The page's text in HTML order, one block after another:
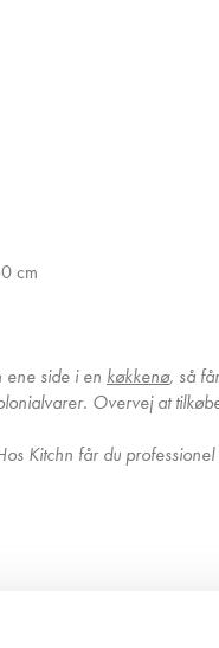
cm
ene side i en køkkenø, så
Overvej at
Kitchn får du